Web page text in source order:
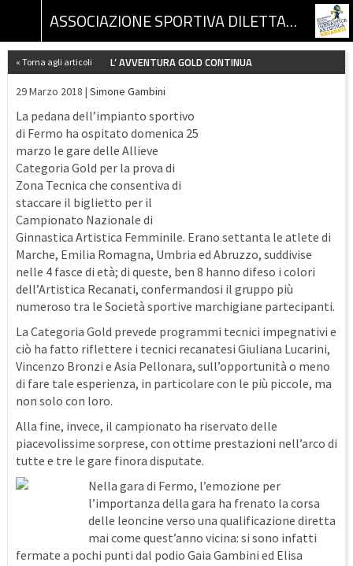
ASSOCIAZIONE SPORTIVA DILETTANTISTICA GINNASTICA ARTISTICA RECANATI
« Torna agli articoli L’ AVVENTURA GOLD CONTINUA
29 Marzo 2018 | Simone Gambini
La pedana dell’impianto sportivo
di Fermo ha ospitato domenica 25
marzo le gare delle Allieve
Categoria Gold per la prova di
Zona Tecnica che consentiva di
staccare il biglietto per il
Campionato Nazionale di
Ginnastica Artistica Femminile. Erano settanta le atlete di
Marche, Emilia Romagna, Umbria ed Abruzzo, suddivise
nelle 4 fasce di età; di queste, ben 8 hanno difeso i colori
dell’Artistica Recanati, confermandosi il gruppo più
numeroso tra le Società sportive marchigiane partecipanti.
La Categoria Gold prevede programmi tecnici impegnativi e
ciò ha fatto riflettere i tecnici recanatesi Giuliana Lucarini,
Vincenzo Bronzi e Asia Pellonara, sull’opportunità o meno
di fare tale esperienza, in particolare con le più piccole, ma
non solo con loro.
Alla fine, invece, il campionato ha riservato delle
piacevolissime sorprese, con ottime prestazioni nell’arco di
tutte e tre le gare finora disputate.
Nella gara di Fermo, l’emozione per
l’importanza della gara ha frenato la corsa
delle leoncine verso una qualificazione diretta
mai come quest’anno vicina: si sono infatti
fermate a pochi punti dal podio Gaia Gambini ed Elisa